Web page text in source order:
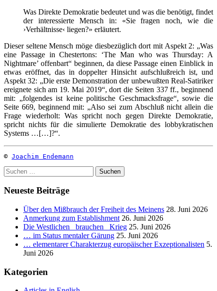
Was Direkte Demokratie bedeutet und was die benötigt, findet
der interessierte Mensch in: «Sie fragen noch, wie die
›Verhältnisse‹ liegen?» erläutert.
Dieser seltene Mensch möge diesbezüglich dort mit Aspekt 2: „Was
eine Passage in Chestertons: ‘The Man who was Thursday: A
Nightmare’ offenbart“ beginnen, da diese Passage einen Einblick in
etwas eröffnet, das in doppelter Hinsicht aufschlußreich ist, und
Aspekt 32: „Die erste Demonstration der unbewußten Real-Satiriker
ereignete sich am 19. Mai 2019“, dort die Seiten 337 ff., beginnend
mit: „folgendes ist keine politische Geschmacksfrage“, sowie die
Seite 669, beginnend mit: „Also sei zum Abschluß nicht allein die
Frage wiederholt: Was spricht noch gegen Direkte Demokratie,
spricht nichts für die simulierte Demokratie des lobbykratischen
Systems …[…]?“.
© Joachim Endemann
Suchen
nach:
Neueste Beiträge
Über den Mißbrauch der Freiheit des Meinens 28. Juni 2026
Anmerkung zum Establishment 26. Juni 2026
Die Westlichen _brauchen_ Krieg 25. Juni 2026
… im Status mentaler Gärung 25. Juni 2026
… elementarer Charakterzug europäischer Exzeptionalisten 5.
Juni 2026
Kategorien